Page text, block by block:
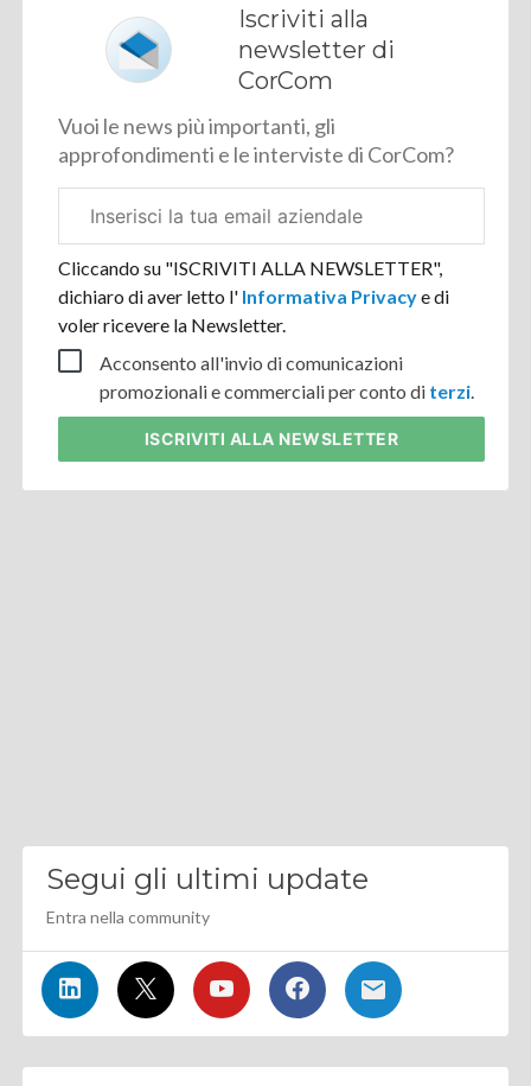
Iscriviti alla
newsletter di
CorCom
Vuoi le news più importanti, gli
approfondimenti e le interviste di CorCom?
aziendale
Cliccando su "ISCRIVITI ALLA NEWSLETTER",
dichiaro di aver letto l' Informativa Privacye di
voler ricevere la Newsletter.
Acconsento all'invio di comunicazioni
promozionali e commerciali per conto di terzi
ISCRIVITI ALLA NEWSLETTER
Segui gli ultimi update
Entra nella community